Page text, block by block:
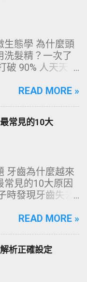
生態學 為什麼頭
洗髮精？一次了
破 90% 人天天在
皮清潔的物理與
維考題：你是否
然半天就出
嚴重？ 絕大多
不是洗髮精買
剛淋濕頭髮，下
精直接抹在頭皮
發了一連串破
，為你解構正確
盲點剖析：沖濕
是毀髮災難？
與生物學底層邏
READ MORE »
常見的10大
牙齒為什麼越來
常見的10大原因
時發現牙齒失去
出發，深度剖析
供精準有效的
📋 文章快速導覽
、 牙齒變黃的10
READ MORE »
析正確設定